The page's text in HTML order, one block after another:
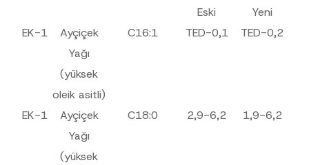
Eski
Yeni
EK-1
Ayçiçek
Yağı
(yüksek
oleik asitli)
C16:1 TED-0,1 TED-0,2
EK-1
Ayçiçek
Yağı
(yüksek
C18:0 2,9-6,2 1,9-6,2
Bu iletişim formu aracılığıyla sağlanan kişisel